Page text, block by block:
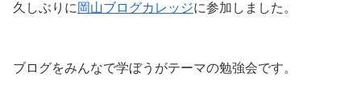
久しぶりに 岡山ブログカレッジに参加しました。
ブログをみんなで学ぼうがテーマの勉強会です。